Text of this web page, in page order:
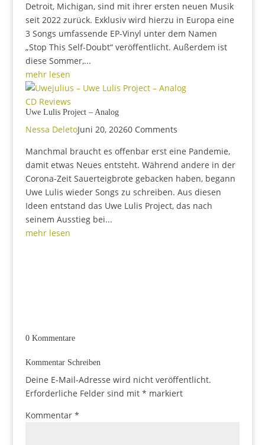
Detroit, Michigan, sind mit ihrer ersten neuen Musik
seit 2022 zurück. Exklusiv wird hierzu in Europa eine
3 Songs umfassende EP-Vinyl unter dem Namen
„Stop This Self-Doubt“ veröffentlicht. Außerdem ist
diese Sommer,...
mehr lesen
CD Reviews
Uwe Lulis Project – Analog
Nessa DeletoJuni 20, 20260 Comments
Manchmal braucht es offenbar erst eine Pandemie,
damit etwas Neues entsteht. Während andere in der
Corona-Zeit Sauerteigbrote gebacken haben, begann
Uwe Lulis wieder Songs zu schreiben. Aus diesen
Ideen entstand das Uwe Lulis Project, das nach
seinem Ausstieg bei...
mehr lesen
0 Kommentare
Kommentar Schreiben
Deine E-Mail-Adresse wird nicht veröffentlicht.
Erforderliche Felder sind mit * markiert
Kommentar *